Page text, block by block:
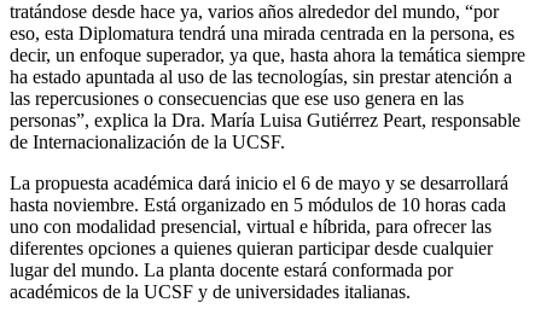
tratándose desde hace ya, varios años alrededor del mundo, “por
eso, esta Diplomatura tendrá una mirada centrada en la persona, es
decir, un enfoque superador, ya que, hasta ahora la temática siempre
ha estado apuntada al uso de las tecnologías, sin prestar atención a
las repercusiones o consecuencias que ese uso genera en las
personas”, explica la Dra. María Luisa Gutiérrez Peart, responsable
de Internacionalización de la UCSF.
La propuesta académica dará inicio el 6 de mayo y se desarrollará
hasta noviembre. Está organizado en 5 módulos de 10 horas cada
uno con modalidad presencial, virtual e híbrida, para ofrecer las
diferentes opciones a quienes quieran participar desde cualquier
lugar del mundo. La planta docente estará conformada por
académicos de la UCSF y de universidades italianas.